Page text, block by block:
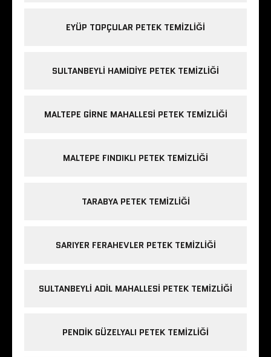
EYÜP TOPÇULAR PETEK TEMIZLIĞI
SULTANBEYLI HAMIDIYE PETEK TEMIZLIĞI
MALTEPE GIRNE MAHALLESI PETEK TEMIZLIĞI
MALTEPE FINDIKLI PETEK TEMIZLIĞI
TARABYA PETEK TEMIZLIĞI
SARIYER FERAHEVLER PETEK TEMIZLIĞI
SULTANBEYLI ADIL MAHALLESI PETEK TEMIZLIĞI
PENDIK GÜZELYALI PETEK TEMIZLIĞI